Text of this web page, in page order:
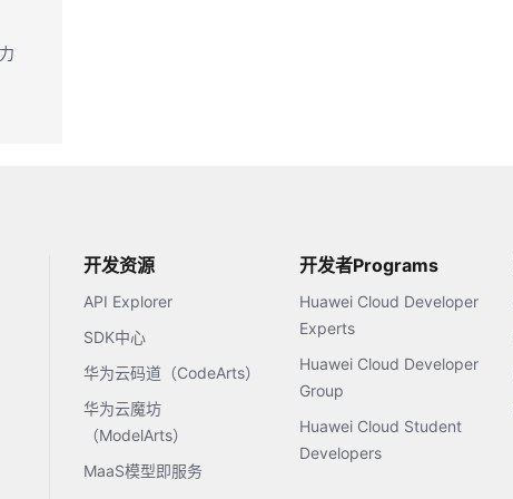
开发资源
API Explorer
SDK中心
华为云码道（CodeArts）
华为云魔坊
（ModelArts）
MaaS模型即服务
开发者Programs
Huawei Cloud Developer
Experts
Huawei Cloud Developer
Group
Huawei Cloud Student
Developers